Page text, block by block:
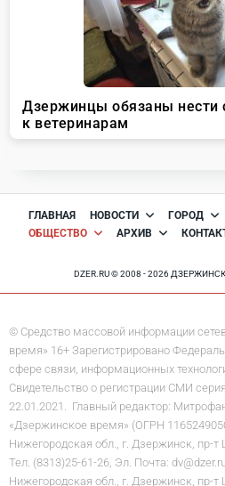
ГЛАВНАЯ НОВОСТИ ГОРОД
ОБЩЕСТВО
АРХИВ
DZER.RU © 2008 - 2026
© Средство массовой информации
время» 16+ Зарегистрировано
сфере связи, информационных
Свидетельство о регистрации СМИ
22.01.2021. Главный редактор:
«Дзержинское время» (ОГРН
Нижегородская обл., г. Дзержинск, пр-т
Тел. (8313)25-61-26, Эл. Почта:
Нижегородская обл., г. Дзержинск, пр-т